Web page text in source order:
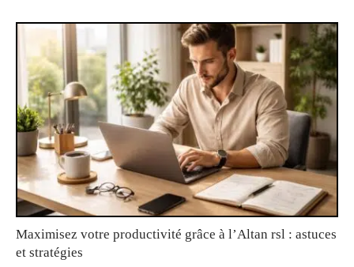
Maximisez votre productivité grâce à l’Altan rsl : astuces
et stratégies